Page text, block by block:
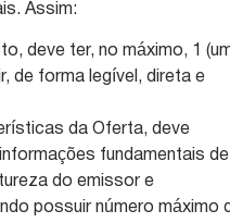
Assim:
deve ter, no máximo, 1
de forma legível, direta e
da Oferta, deve
fundamentais de
do emissor e
possuir número máximo